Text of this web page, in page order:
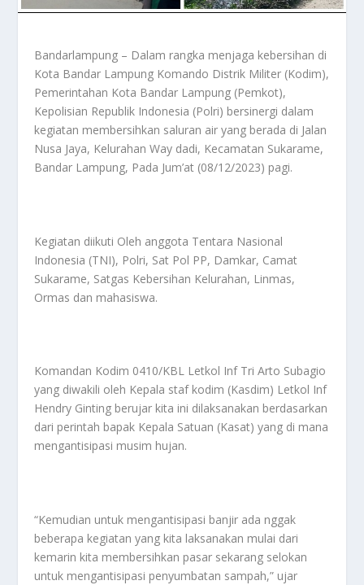
Bandarlampung – Dalam rangka menjaga kebersihan di
Kota Bandar Lampung Komando Distrik Militer (Kodim),
Pemerintahan Kota Bandar Lampung (Pemkot),
Kepolisian Republik Indonesia (Polri) bersinergi dalam
kegiatan membersihkan saluran air yang berada di Jalan
Nusa Jaya, Kelurahan Way dadi, Kecamatan Sukarame,
Bandar Lampung, Pada Jum’at (08/12/2023) pagi.
Kegiatan diikuti Oleh anggota Tentara Nasional
Indonesia (TNI), Polri, Sat Pol PP, Damkar, Camat
Sukarame, Satgas Kebersihan Kelurahan, Linmas,
Ormas dan mahasiswa.
Komandan Kodim 0410/KBL Letkol Inf Tri Arto Subagio
yang diwakili oleh Kepala staf kodim (Kasdim) Letkol Inf
Hendry Ginting berujar kita ini dilaksanakan berdasarkan
dari perintah bapak Kepala Satuan (Kasat) yang di mana
mengantisipasi musim hujan.
“Kemudian untuk mengantisipasi banjir ada nggak
beberapa kegiatan yang kita laksanakan mulai dari
kemarin kita membersihkan pasar sekarang selokan
untuk mengantisipasi penyumbatan sampah,” ujar